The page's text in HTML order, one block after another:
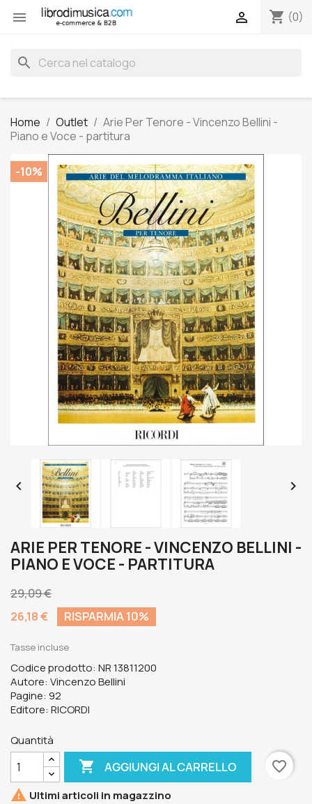
 shopping_cart (0)

search
Home Outlet
Arie Per Tenore - Vincenzo Bellini -
Piano e Voce - partitura
-10%
 
ARIE PER TENORE - VINCENZO BELLINI -
PIANO E VOCE - PARTITURA
29,09 €
26,18 €
RISPARMIA 10%
Tasse incluse
Codice prodotto: NR 13811200
Autore: Vincenzo Bellini
Pagine: 92
Editore: RICORDI
Quantità
 AGGIUNGI AL CARRELLO
favorite_border
 Ultimi articoli in magazzino